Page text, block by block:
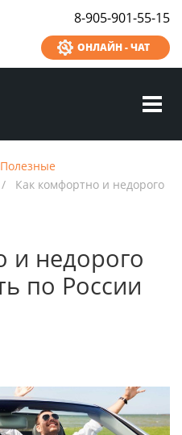
8-905-901-55-15
ОНЛАЙН - ЧАТ
Полезные
/ Как комфортно и недорого
и недорого
по России